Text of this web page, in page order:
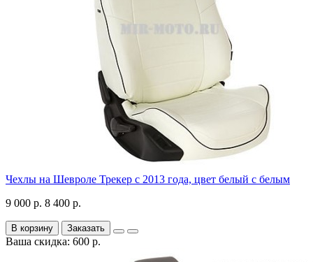
Чехлы на Шевроле Трекер с 2013 года, цвет белый с белым
9 000 р. 8 400 р.
В корзину Заказать
Ваша скидка: 600 р.